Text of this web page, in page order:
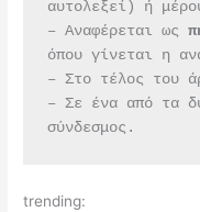
αυτολεξεί) ή
– Αναφέρεται ως
όπου γίνεται η
– Στο τέλος του
– Σε ένα από τα
σύνδεσμος.
trending: